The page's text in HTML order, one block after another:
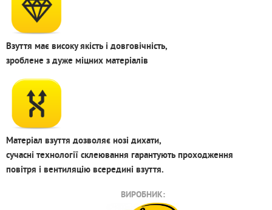
Взуття має високу якість і довговічність,
зроблене з дуже міцних матеріалів
Матеріал взуття дозволяє нозі дихати,
сучасні технології склеювання гарантують проходження
повітря і вентиляцію всередині взуття.
ВИРОБНИК: